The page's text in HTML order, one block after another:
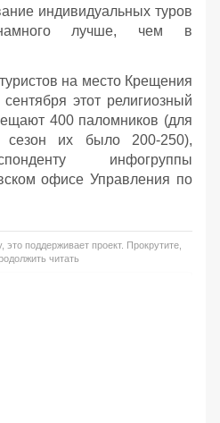
индивидуальных туров
лучше, чем в
на место Крещения
этот религиозный
400 паломников (для
сезон их было 200-250),
инфогруппы
офисе Управления по
поддерживает проект. Прокрутите,
читать